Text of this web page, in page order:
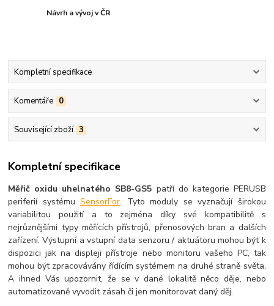
Návrh a vývoj v ČR
Kompletní specifikace
Komentáře 0
Související zboží 3
Kompletní specifikace
Měřič oxidu uhelnatého SB8-GS5 patří do kategorie PERUSB
periferií systémuSensorFor. Tyto moduly se vyznačují širokou
variabilitou použití a to zejména díky své kompatibilitě s
nejrůznějšími typy měřících přístrojů, přenosových bran a dalších
zařízení. Výstupní a vstupní data senzoru / aktuátoru mohou být k
dispozici jak na displeji přístroje nebo monitoru vašeho PC, tak
mohou být zpracovávány řídícím systémem na druhé straně světa.
A ihned Vás upozornit, že se v dané lokalitě něco děje, nebo
automatizovaně vyvodit zásah či jen monitorovat daný děj.